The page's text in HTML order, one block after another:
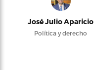
José Julio Aparicio
Política y derecho